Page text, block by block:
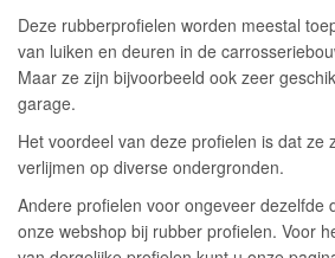
Deze rubberprofielen worden meestal
van luiken en deuren in de
Maar ze zijn bijvoorbeeld ook zeer
garage.
Het voordeel van deze profielen is dat ze
verlijmen op diverse ondergronden.
Andere profielen voor ongeveer dezelfde
onze webshop bij rubber profielen. Voor